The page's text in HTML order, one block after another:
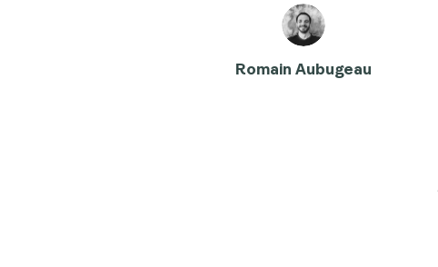
Romain Aubugeau